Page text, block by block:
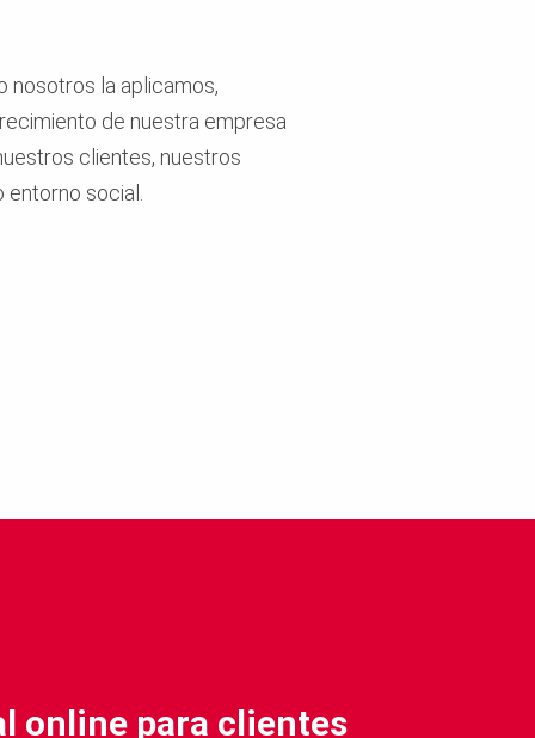
nosotros la aplicamos,
de nuestra empresa
clientes, nuestros
entorno social.
online para clientes